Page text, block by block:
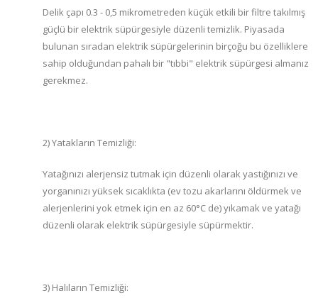
Delik çapı 0.3 - 0,5 mikrometreden küçük etkili bir filtre takılmış
güçlü bir elektrik süpürgesiyle düzenli temizlik. Piyasada
bulunan sıradan elektrik süpürgelerinin birçoğu bu özelliklere
sahip olduğundan pahalı bir "tıbbi" elektrik süpürgesi almanız
gerekmez.
2) Yatakların Temizliği:
Yatağınızı alerjensiz tutmak için düzenli olarak yastığınızı ve
yorganınızı yüksek sıcaklıkta (ev tozu akarlarını öldürmek ve
alerjenlerini yok etmek için en az 60°C de) yıkamak ve yatağı
düzenli olarak elektrik süpürgesiyle süpürmektir.
3) Halıların Temizliği: